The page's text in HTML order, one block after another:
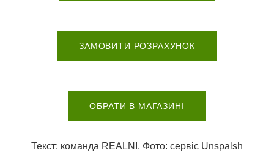
ЗАМОВИТИ РОЗРАХУНОК
ОБРАТИ В МАГАЗИНІ
Текст: команда REALNI. Фото: сервіс Unspalsh